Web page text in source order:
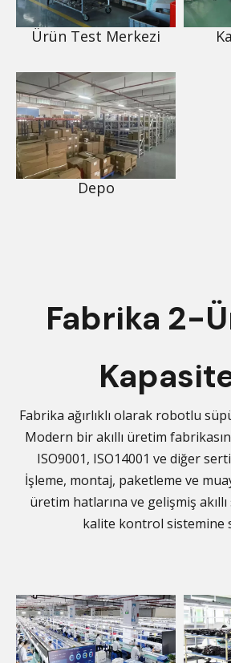
Ürün Test Merkezi
Depo
Fabrika 2-
Fabrika ağırlıklı olarak robotlu
Modern bir akıllı üretim
ISO9001, ISO14001 ve diğer
İşleme, montaj, paketleme ve
üretim hatlarına ve gelişmiş
kalite kontrol sistemine